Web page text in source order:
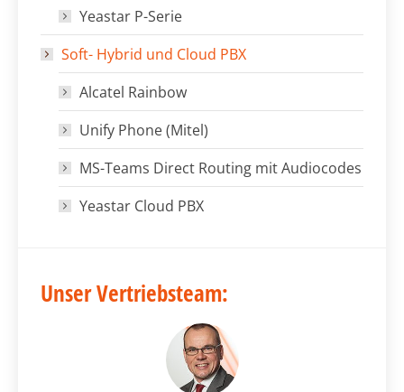
Yeastar P-Serie
Soft- Hybrid und Cloud PBX
Alcatel Rainbow
Unify Phone (Mitel)
MS-Teams Direct Routing mit Audiocodes
Yeastar Cloud PBX
Unser Vertriebsteam: